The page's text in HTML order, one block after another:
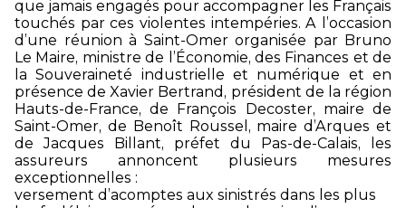
que jamais engagés pour accompagner les Français
touchés par ces violentes intempéries. A l’occasion
d’une réunion à Saint-Omer organisée par Bruno
Le Maire, ministre de l’Économie, des Finances et de
la Souveraineté industrielle et numérique et en
présence de Xavier Bertrand, président de la région
Hauts-de-France, de François Decoster, maire de
Saint-Omer, de Benoît Roussel, maire d’Arques et
de Jacques Billant, préfet du Pas-de-Calais, les
assureurs annoncent plusieurs mesures
exceptionnelles :
versement d’acomptes aux sinistrés dans les plus